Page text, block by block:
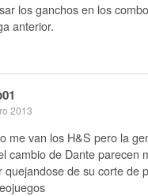
los ganchos en los
anterior.
2013
me van los H&S pero la
cambio de Dante parecen
quejandose de su corte de